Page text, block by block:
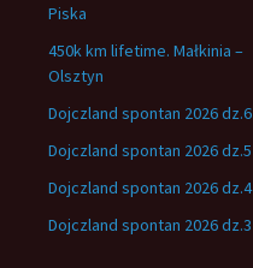
Piska
450k km lifetime. Małkinia –
Olsztyn
Dojczland spontan 2026 dz.6
Dojczland spontan 2026 dz.5
Dojczland spontan 2026 dz.4
Dojczland spontan 2026 dz.3